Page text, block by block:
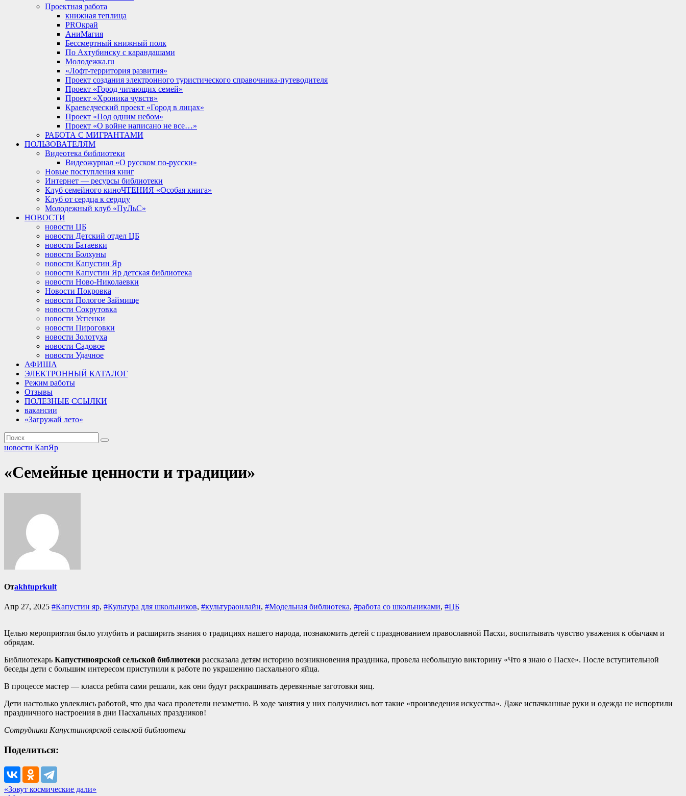
Проектная работа
книжная теплица
PROкрай
АниМагия
Бессмертный книжный полк
По Ахтубинску с карандашами
Молодежка.ru
«Лофт-территория развития»
Проект создания электронного туристического справочника-путеводителя
Проект «Город читающих семей»
Проект «Хроника чувств»
Краеведческий проект «Город в лицах»
Проект «Под одним небом»
Проект «О войне написано не все…»
РАБОТА С МИГРАНТАМИ
ПОЛЬЗОВАТЕЛЯМ
Видеотека библиотеки
Видеожурнал «О русском по-русски»
Новые поступления книг
Интернет — ресурсы библиотеки
Клуб семейного киноЧТЕНИЯ «Особая книга»
Клуб от сердца к сердцу
Молодежный клуб «ПуЛьС»
НОВОСТИ
новости ЦБ
новости Детский отдел ЦБ
новости Батаевки
новости Болхуны
новости Капустин Яр
новости Капустин Яр детская библиотека
новости Ново-Николаевки
Новости Покровка
новости Пологое Займище
новости Сокрутовка
новости Успенки
новости Пироговки
новости Золотуха
новости Садовое
новости Удачное
АФИША
ЭЛЕКТРОННЫЙ КАТАЛОГ
Режим работы
Отзывы
ПОЛЕЗНЫЕ ССЫЛКИ
вакансии
«Загружай лето»
новости КапЯр
«Семейные ценности и традиции»
Отakhtuprkult
Апр 27, 2025 #Капустин яр, #Культура для школьников, #культураонлайн, #Модельная библиотека, #работа со школьниками, #ЦБ
Целью мероприятия было углубить и расширить знания о традициях нашего народа, познакомить детей с празднованием православной Пасхи, воспитывать чувство уважения к обычаям и
обрядам.
Библиотекарь Капустиноярской сельской библиотеки рассказала детям историю возникновения праздника, провела небольшую викторину «Что я знаю о Пасхе». После вступительной
беседы дети с большим интересом приступили к работе по украшению пасхального яйца.
В процессе мастер — класса ребята сами решали, как они будут раскрашивать деревянные заготовки яиц.
Дети настолько увлеклись работой, что два часа пролетели незаметно. В ходе занятия у них получились вот такие «произведения искусства». Даже испачканные руки и одежда не испортили
праздничного настроения в дни Пасхальных праздников!
Сотрудники Капустиноярской сельской библиотеки
Поделиться:
Навигация
«Зовут космические дали»